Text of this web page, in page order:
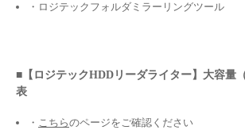
・ロジテックフォルダミラーリングツール
■【ロジテックHDDリーダライター】大容量
表
・ こちらのページをご確認ください